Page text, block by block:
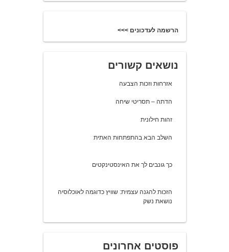
הרשמה לעדכונים >>>
נושאים קשורים
אזרחות וזכות הצבעה
הדתה – תסריטי שיחה
זהות חילונית
השלב הבא בהתפתחות האתית
כך גונבים לך את האינסטינקטים
הזכות להגנה עצמית: שוויץ כדוגמה לאוכלוסיה
נושאת נשק
פוסטים אחרונים